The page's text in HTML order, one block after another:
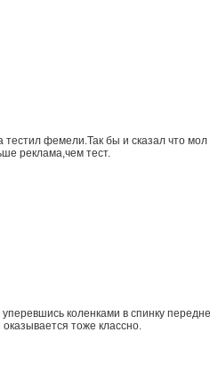
тестил фемели.Так бы и сказал что
реклама,чем тест.
коленками в спинку
тоже классно.